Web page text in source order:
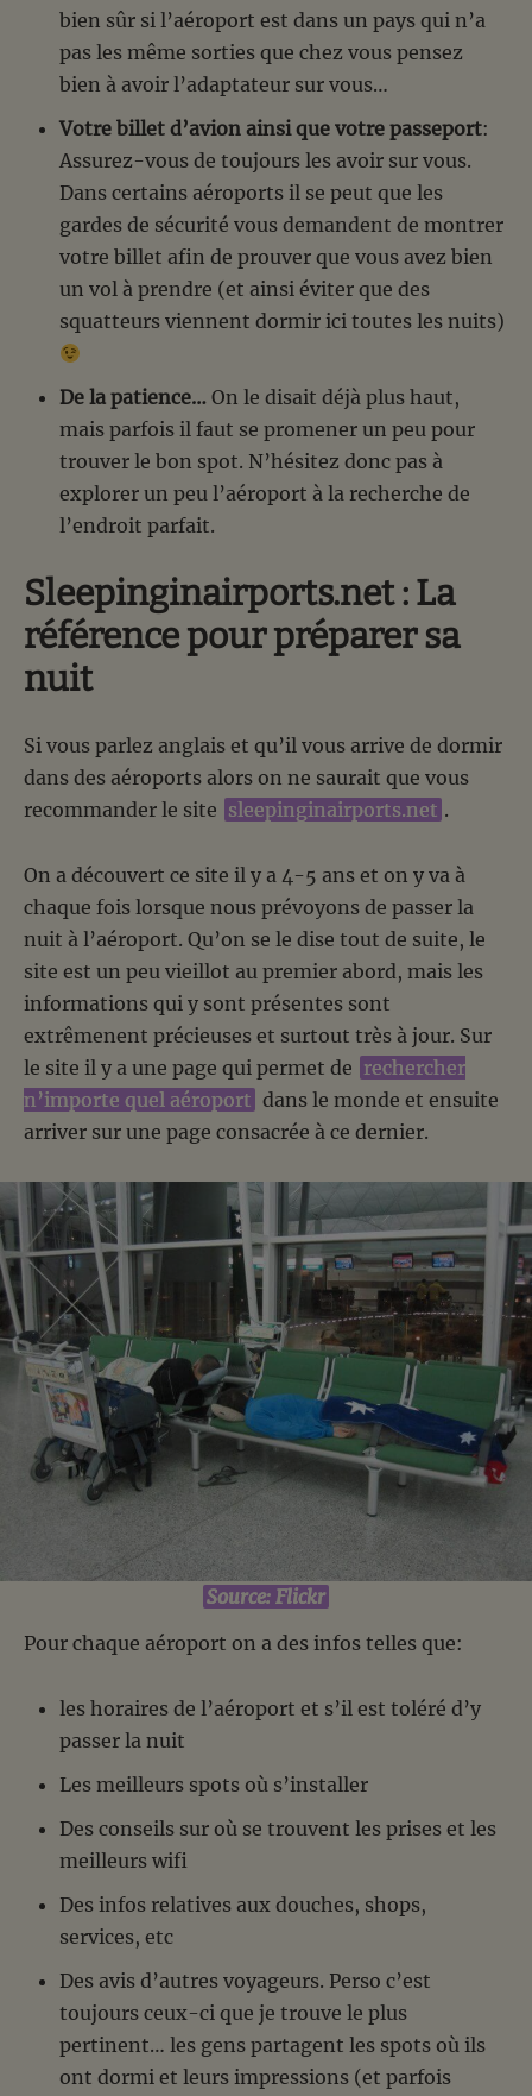
bien sûr si l’aéroport est dans un pays qui n’a
pas les même sorties que chez vous pensez
bien à avoir l’adaptateur sur vous…
Votre billet d’avion ainsi que votre passeport:
Assurez-vous de toujours les avoir sur vous.
Dans certains aéroports il se peut que les
gardes de sécurité vous demandent de montrer
votre billet afin de prouver que vous avez bien
un vol à prendre (et ainsi éviter que des
squatteurs viennent dormir ici toutes les nuits)
De la patience… On le disait déjà plus haut,
mais parfois il faut se promener un peu pour
trouver le bon spot. N’hésitez donc pas à
explorer un peu l’aéroport à la recherche de
l’endroit parfait.
Sleepinginairports.net : La
référence pour préparer sa
nuit
Si vous parlez anglais et qu’il vous arrive de dormir
dans des aéroports alors on ne saurait que vous
recommander le site sleepinginairports.net .
On a découvert ce site il y a 4-5 ans et on y va à
chaque fois lorsque nous prévoyons de passer la
nuit à l’aéroport. Qu’on se le dise tout de suite, le
site est un peu vieillot au premier abord, mais les
informations qui y sont présentes sont
extrêmenent précieuses et surtout très à jour. Sur
le site il y a une page qui permet de rechercher
n’importe quel aéroport dans le monde et ensuite
arriver sur une page consacrée à ce dernier.
Source: Flickr
Pour chaque aéroport on a des infos telles que:
les horaires de l’aéroport et s’il est toléré d’y
passer la nuit
Les meilleurs spots où s’installer
Des conseils sur où se trouvent les prises et les
meilleurs wifi
Des infos relatives aux douches, shops,
services, etc
Des avis d’autres voyageurs. Perso c’est
toujours ceux-ci que je trouve le plus
pertinent… les gens partagent les spots où ils
ont dormi et leurs impressions (et parfois